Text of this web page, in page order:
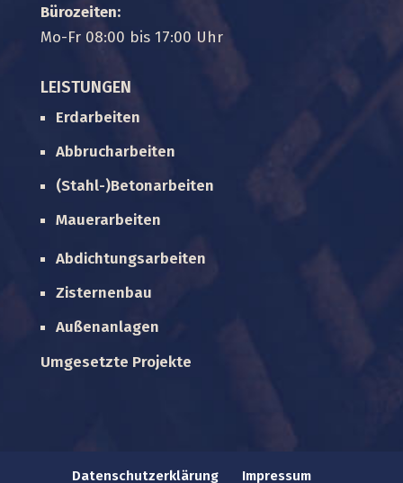
Bürozeiten:
Mo-Fr 08:00 bis 17:00 Uhr
LEISTUNGEN
Erdarbeiten
Abbrucharbeiten
(Stahl-)Betonarbeiten
Mauerarbeiten
Abdichtungsarbeiten
Zisternenbau
Außenanlagen
Umgesetzte Projekte
Datenschutzerklärung Impressum